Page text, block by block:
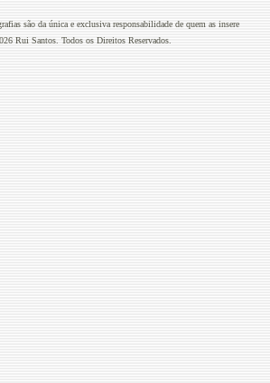
são da única e exclusiva responsabilidade de quem as insere
Rui Santos. Todos os Direitos Reservados.